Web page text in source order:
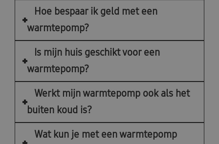
Hoe bespaar ik geld met een
warmtepomp?
Is mijn huis geschikt voor een
warmtepomp?
Werkt mijn warmtepomp ook als het
buiten koud is?
Wat kun je met een warmtepomp